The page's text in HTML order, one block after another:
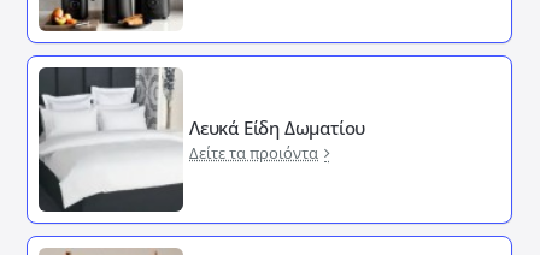
Λευκά Είδη Δωματίου
Δείτε τα προιόντα